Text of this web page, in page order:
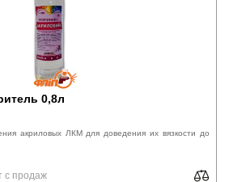
0,8л
акриловых ЛКМ для доведения их вязкости до
с продаж